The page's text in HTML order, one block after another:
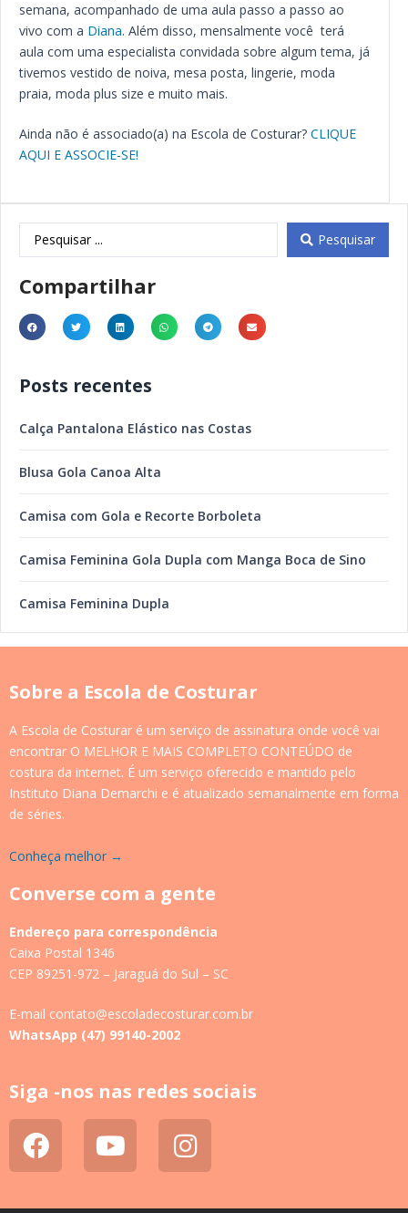
semana, acompanhado de uma aula passo a passo ao
vivo com a Diana. Além disso, mensalmente você terá
aula com uma especialista convidada sobre algum tema, já
tivemos vestido de noiva, mesa posta, lingerie, moda
praia, moda plus size e muito mais.
Ainda não é associado(a) na Escola de Costurar? CLIQUE
AQUI E ASSOCIE-SE!
Pesquisar
Compartilhar
Posts recentes
Calça Pantalona Elástico nas Costas
Blusa Gola Canoa Alta
Camisa com Gola e Recorte Borboleta
Camisa Feminina Gola Dupla com Manga Boca de Sino
Camisa Feminina Dupla
Sobre a Escola de Costurar
A Escola de Costurar é um serviço de assinatura onde você vai
encontrar O MELHOR E MAIS COMPLETO CONTEÚDO de
costura da internet. É um serviço oferecido e mantido pelo
Instituto Diana Demarchi e é atualizado semanalmente em forma
de séries.
Conheça melhor →
Converse com a gente
Endereço para correspondência
Caixa Postal 1346
CEP 89251-972 – Jaraguá do Sul – SC
E-mail contato@escoladecosturar.com.br
WhatsApp (47) 99140-2002
Siga -nos nas redes sociais